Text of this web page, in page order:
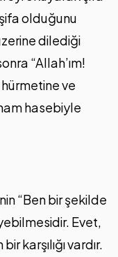
olduğunu
dilediği
“Allah’ım!
ve
hasebiyle
“Ben bir şekilde
Evet,
karşılığı vardır.